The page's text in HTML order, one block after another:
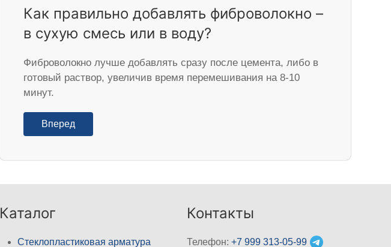
Как правильно добавлять фиброволокно –
в сухую смесь или в воду?
Фиброволокно лучше добавлять сразу после цемента, либо в
готовый раствор, увеличив время перемешивания на 8-10
минут.
Вперед
Каталог
Стеклопластиковая арматура
Контакты
Телефон:+7 999 313-05-99